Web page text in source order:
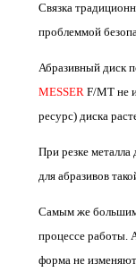
Связка
проблеммой
Абразивный диск
MESSER F/MТ не
ресурс) диска
При резке металла
для абразивов
Самым же большим
процессе работы.
форма не